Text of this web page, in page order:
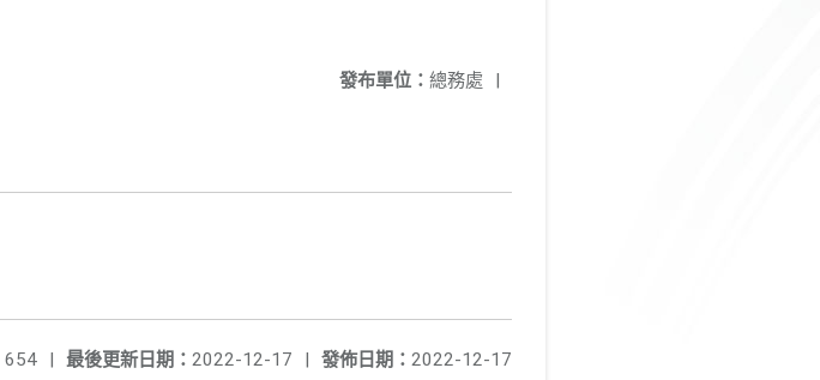
發布單位： 總務處 |
發佈日期： 2022-12-17
最後更新日期： 2022-12-17 |
654 |